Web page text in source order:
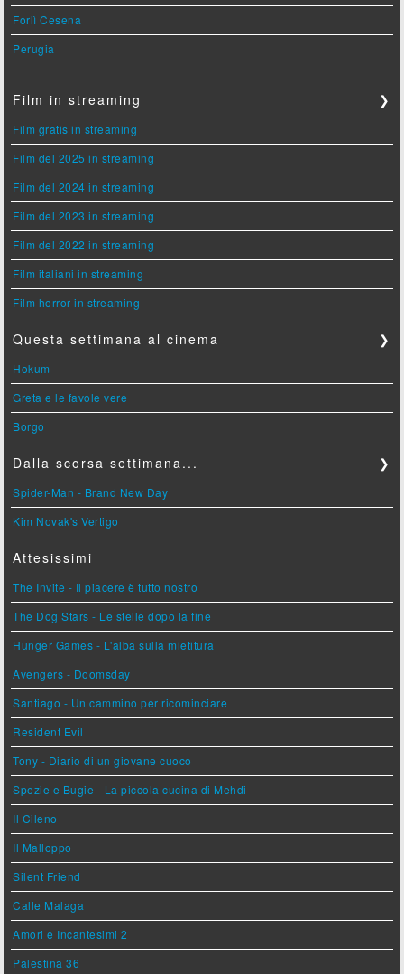
Forlì Cesena
Perugia
Film in streaming ❯
Film gratis in streaming
Film del 2025 in streaming
Film del 2024 in streaming
Film del 2023 in streaming
Film del 2022 in streaming
Film italiani in streaming
Film horror in streaming
Questa settimana al cinema ❯
Hokum
Greta e le favole vere
Borgo
Dalla scorsa settimana... ❯
Spider-Man - Brand New Day
Kim Novak's Vertigo
Attesissimi
The Invite - Il piacere è tutto nostro
The Dog Stars - Le stelle dopo la fine
Hunger Games - L'alba sulla mietitura
Avengers - Doomsday
Santiago - Un cammino per ricominciare
Resident Evil
Tony - Diario di un giovane cuoco
Spezie e Bugie - La piccola cucina di Mehdi
Il Cileno
Il Malloppo
Silent Friend
Calle Malaga
Amori e Incantesimi 2
Palestina 36